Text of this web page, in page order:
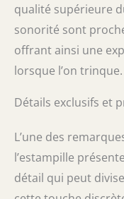
qualité supérieure
sonorité sont
offrant ainsi une
lorsque l’on trinque.
Détails exclusifs et
L’une des
l’estampille
détail qui peut